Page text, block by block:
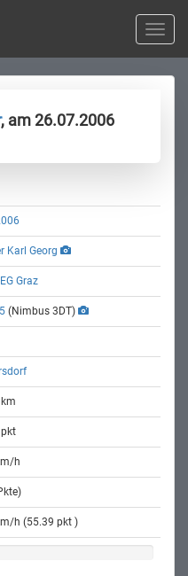
Toggle
, am 26.07.2006
Karl Georg
Graz
(Nimbus 3DT)
h
h (55.39 pkt )